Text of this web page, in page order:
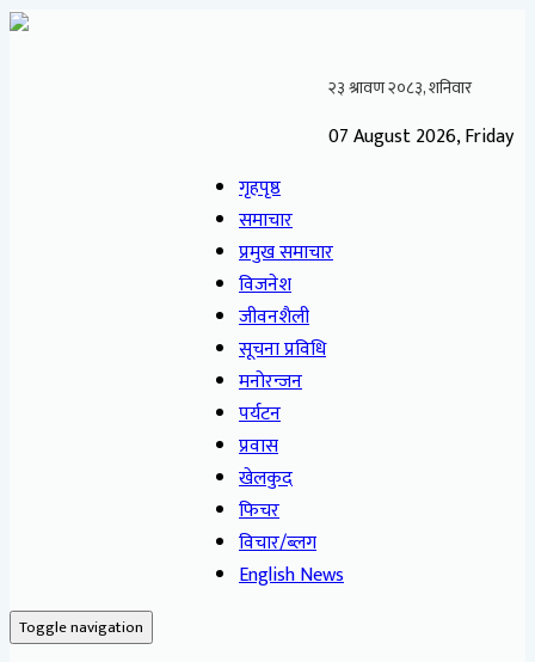
07 August 2026, Friday
गृहपृष्ठ
समाचार
प्रमुख समाचार
विजनेश
जीवनशैली
सूचना प्रविधि
मनोरन्जन
पर्यटन
प्रवास
खेलकुद
फिचर
विचार/ब्लग
English News
Toggle navigation